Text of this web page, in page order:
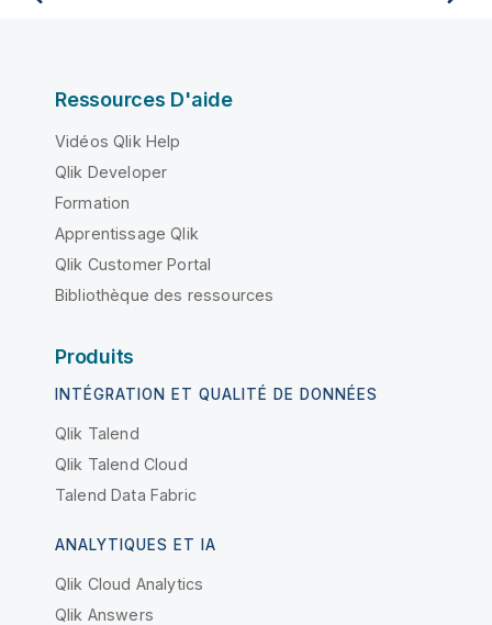
Ressources D'aide
Vidéos Qlik Help
Qlik Developer
Formation
Apprentissage Qlik
Qlik Customer Portal
Bibliothèque des ressources
Produits
INTÉGRATION ET QUALITÉ DE DONNÉES
Qlik Talend
Qlik Talend Cloud
Talend Data Fabric
ANALYTIQUES ET IA
Qlik Cloud Analytics
Qlik Answers